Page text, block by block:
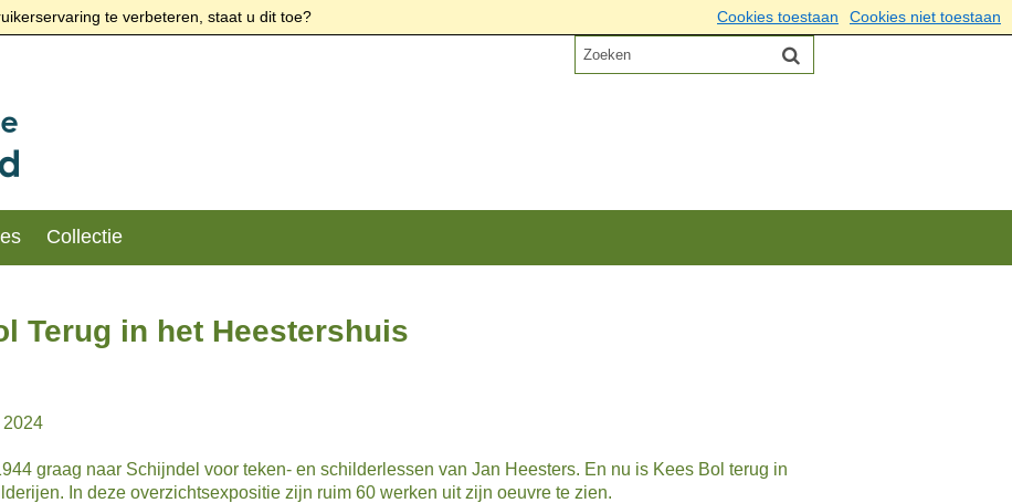
te verbeteren, staat u dit toe? Cookies toestaan Cookies niet toestaan
Collectie
Terug in het Heestershuis
2024
graag naar Schijndel voor teken- en schilderlessen van Jan Heesters. En nu is Kees Bol terug in
In deze overzichtsexpositie zijn ruim 60 werken uit zijn oeuvre te zien.